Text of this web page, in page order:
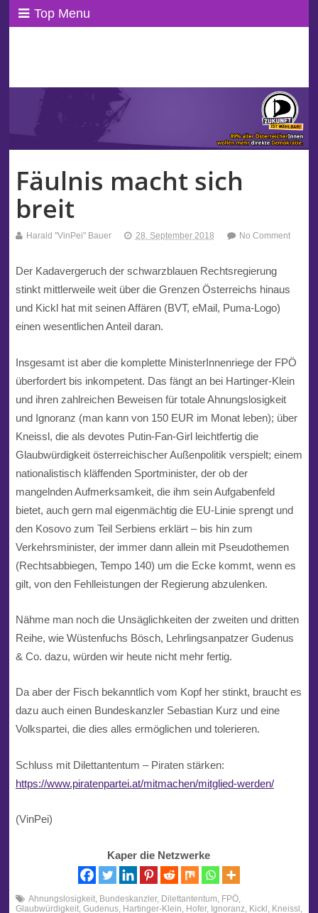
Top Menu
Fäulnis macht sich
breit
Harald "VinPei" Bauer 28. September 2018 No Comment
Der Kadavergeruch der schwarzblauen Rechtsregierung
stinkt mittlerweile weit über die Grenzen Österreichs hinaus
und Kicklhat mit seinen Affären (BVT, eMail, Puma-Logo)
einen wesentlichen Anteil daran.
Insgesamt ist aber die komplette MinisterInnenriege der FPÖ
überfordert bis inkompetent. Das fängt an bei Hartinger-Klein
und ihren zahlreichen Beweisen für totaleAhnungslosigkeit
und Ignoranz (man kann von 150 EUR im Monat leben); über
Kneissl, die als devotes Putin-Fan-Girl leichtfertig die
Glaubwürdigkeitösterreichischer Außenpolitik verspielt; einem
nationalistischkläffenden Sportminister, der ob der
mangelnden Aufmerksamkeit, die ihm sein Aufgabenfeld
bietet, auch gern mal eigenmächtig die EU-Linie sprengt und
den Kosovo zum Teil Serbiens erklärt – bis hin zum
Verkehrsminister, der immer dann allein mit Pseudothemen
(Rechtsabbiegen, Tempo 140) um die Ecke kommt, wenn es
gilt, von den Fehlleistungen der Regierungabzulenken.
Nähme man noch die Unsäglichkeiten der zweiten und dritten
Reihe, wie Wüstenfuchs Bösch, LehrlingsanpatzerGudenus
& Co. dazu, würden wir heute nicht mehr fertig.
Da aber der Fisch bekanntlich vom Kopf her stinkt, braucht es
dazu auch einen BundeskanzlerSebastian Kurz und eine
Volkspartei, die dies alles ermöglichen und tolerieren.
Schluss mit Dilettantentum – Piratenstärken:
https://www.piratenpartei.at/mitmachen/mitglied-werden/
(VinPei)
Kaper die Netzwerke
Ahnungslosigkeit, Bundeskanzler, Dilettantentum FPÖ,
Glaubwürdigkeit, Gudenus, Hartinger-Klein Hofer, Ignoranz, Kickl Kneissl